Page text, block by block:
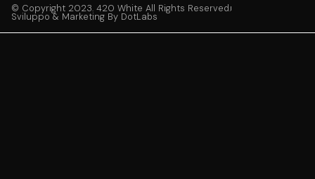
© Copyright 2023. 420 White All Rights Reserved.
Sviluppo & Marketing By DotLabs